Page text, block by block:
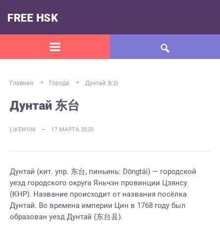
FREE HSK
Главная Города Дунтай 东台
Дунтай 东台
LIKEWOM — 17 МАРТА 2020
Дунтай (кит. упр. 东台, пиньинь: Dōngtái) — городской
уезд городского округа Яньчэн провинции Цзянсу
(КНР). Название происходит от названия посёлка
Дунтай. Во времена империи Цин в 1768 году был
образован уезд Дунтай (东台县).